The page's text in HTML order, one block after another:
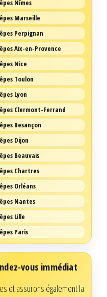
Nîmes
Marseille
Perpignan
Aix-en-Provence
Nice
Toulon
Lyon
Clermont-Ferrand
Besançon
Dijon
Beauvais
Chartres
Orléans
Nantes
Lille
Paris
vous immédiat
et assurons également la